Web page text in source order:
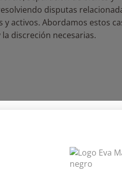
disputas
activos. Abordamos estos
discreción necesarias.
Problemas